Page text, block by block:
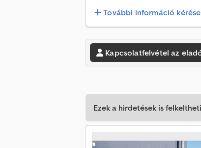
További információ kérése
Kapcsolatfelvétel az
Ezek a hirdetések is